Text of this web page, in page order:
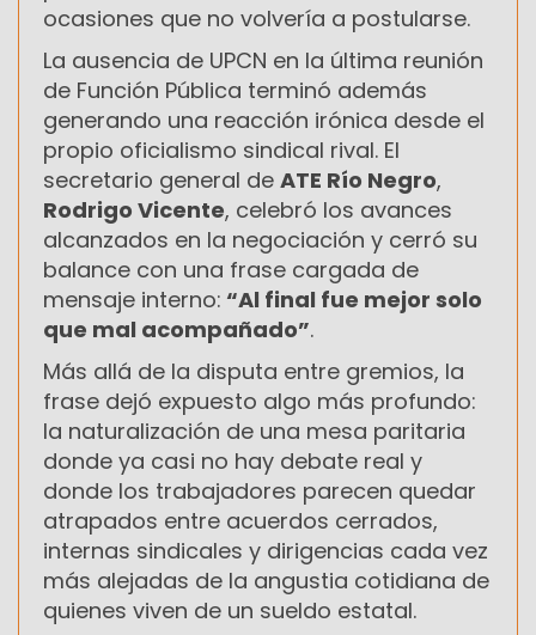
ocasiones que no volvería a postularse.
La ausencia de UPCN en la última reunión
de Función Pública terminó además
generando una reacción irónica desde el
propio oficialismo sindical rival. El
secretario general de ATE Río Negro,
Rodrigo Vicente, celebró los avances
alcanzados en la negociación y cerró su
balance con una frase cargada de
mensaje interno: “Al final fue mejor solo
que mal acompañado”.
Más allá de la disputa entre gremios, la
frase dejó expuesto algo más profundo:
la naturalización de una mesa paritaria
donde ya casi no hay debate real y
donde los trabajadores parecen quedar
atrapados entre acuerdos cerrados,
internas sindicales y dirigencias cada vez
más alejadas de la angustia cotidiana de
quienes viven de un sueldo estatal.